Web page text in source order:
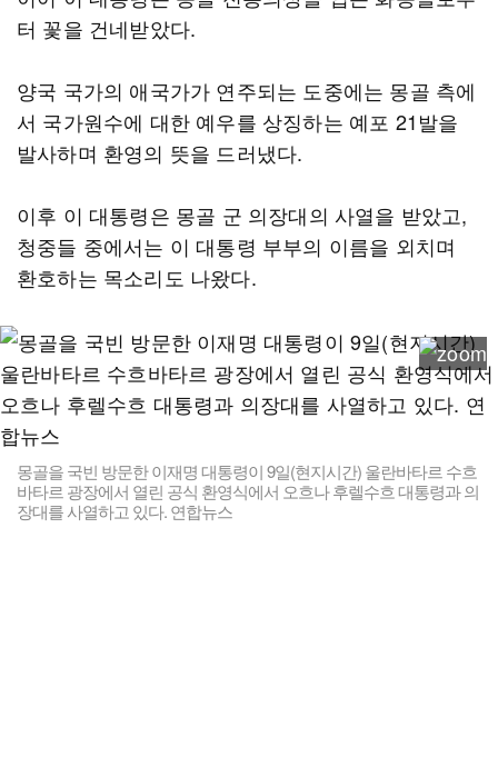
터 꽃을 건네받았다.
양국 국가의 애국가가 연주되는 도중에는 몽골 측에
서 국가원수에 대한 예우를 상징하는 예포 21발을
발사하며 환영의 뜻을 드러냈다.
이후 이 대통령은 몽골 군 의장대의 사열을 받았고,
청중들 중에서는 이 대통령 부부의 이름을 외치며
환호하는 목소리도 나왔다.
몽골을 국빈 방문한 이재명 대통령이 9일(현지시간) 울란바타르 수흐
바타르 광장에서 열린 공식 환영식에서 오흐나 후렐수흐 대통령과 의
장대를 사열하고 있다. 연합뉴스